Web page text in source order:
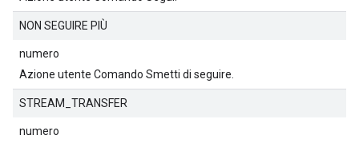
NON SEGUIRE PIÙ
numero
Azione utente Comando Smetti di seguire.
STREAM_TRANSFER
numero